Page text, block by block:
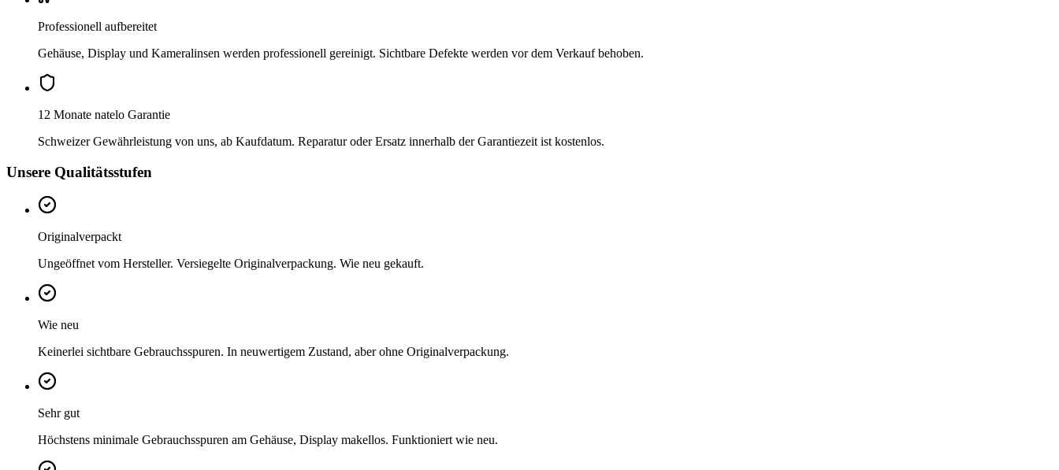
Professionell aufbereitet
Gehäuse, Display und Kameralinsen werden professionell gereinigt. Sichtbare Defekte werden vor dem Verkauf behoben.
12 Monate natelo Garantie
Schweizer Gewährleistung von uns, ab Kaufdatum. Reparatur oder Ersatz innerhalb der Garantiezeit ist kostenlos.
Unsere Qualitätsstufen
Originalverpackt
Ungeöffnet vom Hersteller. Versiegelte Originalverpackung. Wie neu gekauft.
Wie neu
Keinerlei sichtbare Gebrauchsspuren. In neuwertigem Zustand, aber ohne Originalverpackung.
Sehr gut
Höchstens minimale Gebrauchsspuren am Gehäuse, Display makellos. Funktioniert wie neu.